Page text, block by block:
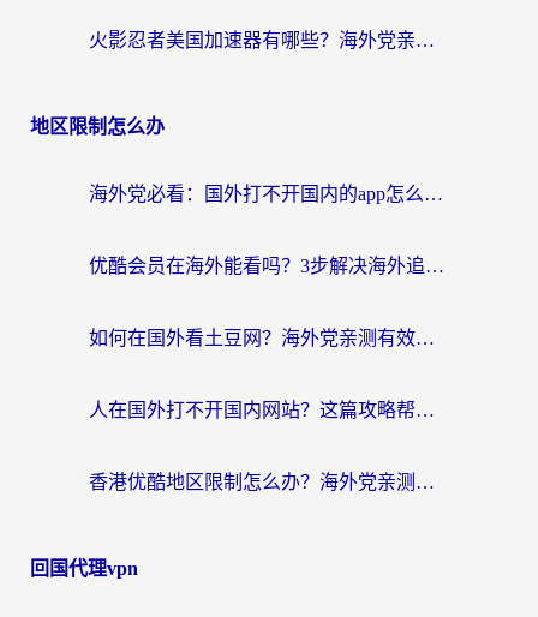
火影忍者美国加速器有哪些？海外党亲测的国服游戏加速全攻略（含菲律宾玩三国之刃守望黎明技巧）
地区限制怎么办
海外党必看：国外打不开国内的app怎么办？3步解决你的乡愁
优酷会员在海外能看吗？3步解决海外追剧难题，附实测好用加速器推荐
如何在国外看土豆网？海外党亲测有效的追剧加速器选择指南
人在国外打不开国内网站？这篇攻略帮你无缝解锁国内资源（附交管12123使用技巧）
香港优酷地区限制怎么办？海外党亲测有效的追剧解决方案
回国代理vpn